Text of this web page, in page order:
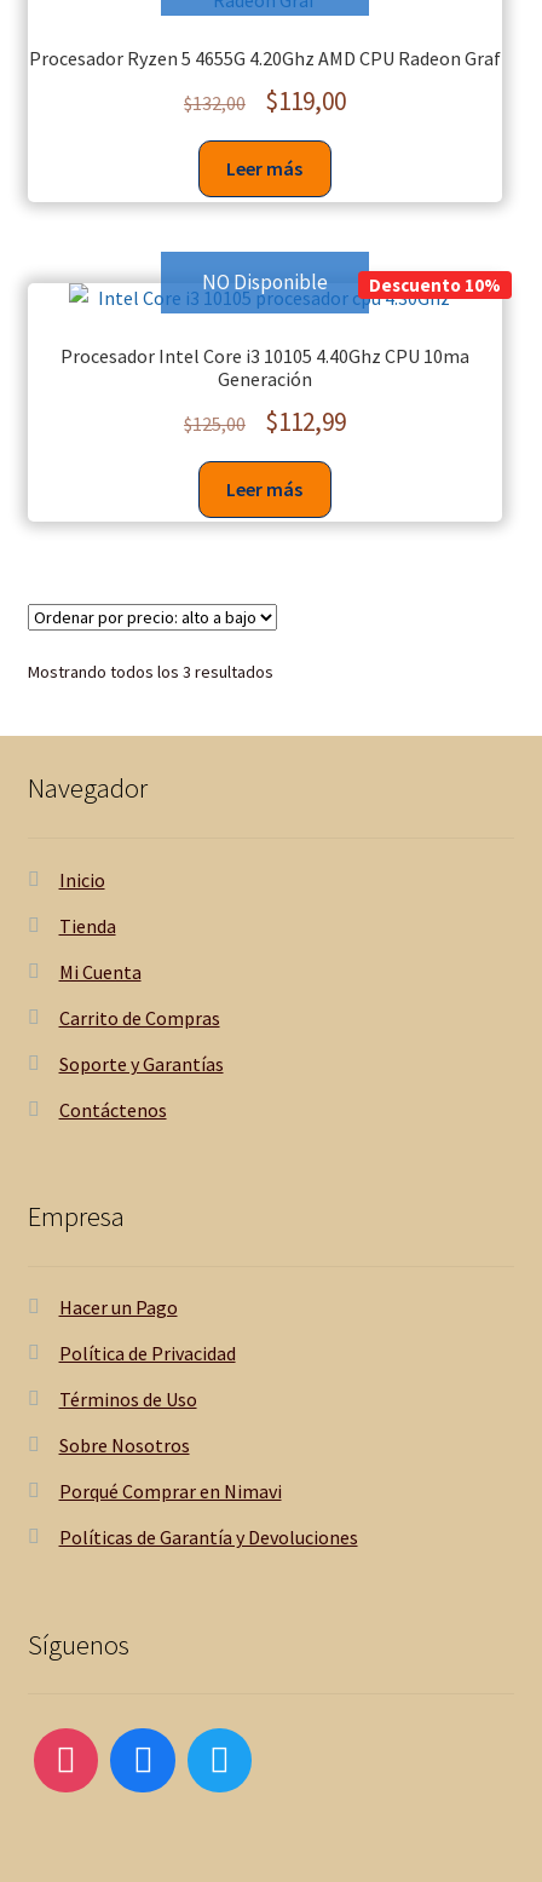
Procesador Ryzen 5 4655G 4.20Ghz AMD CPU Radeon Graf
$132,00 $119,00
Leer más
NO Disponible Descuento 10%
Procesador Intel Core i3 10105 4.40Ghz CPU 10ma
Generación
$125,00 $112,99
Leer más
Mostrando todos los 3 resultados
Navegador
Inicio
Tienda
Mi Cuenta
Carrito de Compras
Soporte y Garantías
Contáctenos
Empresa
Hacer un Pago
Política de Privacidad
Términos de Uso
Sobre Nosotros
Porqué Comprar en Nimavi
Políticas de Garantía y Devoluciones
Síguenos